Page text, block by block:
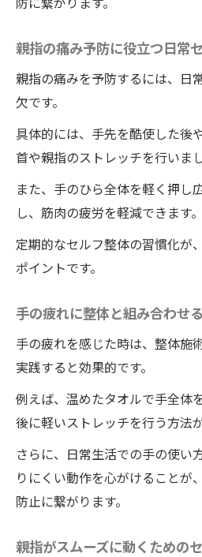
親指の痛み予防に役立つ日常
親指の痛みを予防するには、日
欠です。
具体的には、手先を酷使した後
首や親指のストレッチを行いまし
また、手のひら全体を軽く押し
し、筋肉の疲労を軽減できます。
定期的なセルフ整体の習慣化が
ポイントです。
手の疲れに整体と組み合わせ
手の疲れを感じた時は、整体施
実践すると効果的です。
例えば、温めたタオルで手全体
後に軽いストレッチを行う方法
さらに、日常生活での手の使い
りにくい動作を心がけることが
防止に繋がります。
親指がスムーズに動くための